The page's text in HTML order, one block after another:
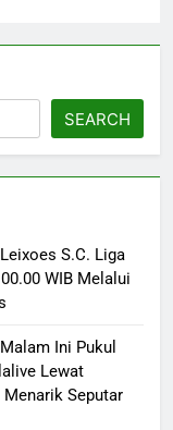
SEARCH
S.C. Liga
WIB Melalui
Ini Pukul
Lewat
Seputar